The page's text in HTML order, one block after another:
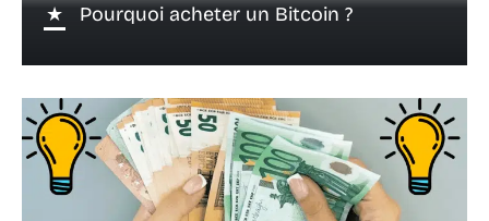
Pourquoi acheter un Bitcoin ?